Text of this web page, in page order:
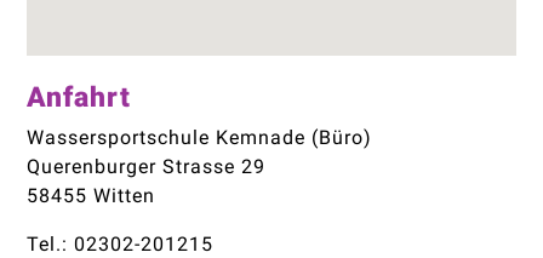
Anfahrt
Wassersportschule Kemnade (Büro)
Querenburger Strasse 29
58455 Witten
Tel.: 02302-201215